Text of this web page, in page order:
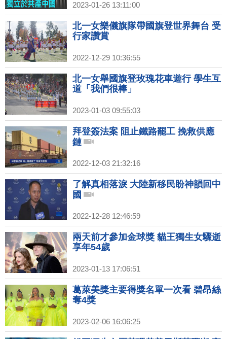
2023-01-26 13:11:00
北一女樂儀旗隊帶國旗登世界舞台 受
行家讚賞
2022-12-29 10:36:55
北一女舉國旗登玫瑰花車遊行 學生互
道「我們很棒」
2023-01-03 09:55:03
拜登簽法案 阻止鐵路罷工 挽救供應
鏈
2022-12-03 21:32:16
了解真相落淚 大陸新移民盼神韻回中
國
2022-12-28 12:46:59
兩天前才參加金球獎 貓王獨生女驟逝
享年54歲
2023-01-13 17:06:51
葛萊美獎主要得獎名單一次看 碧昂絲
奪4獎
2023-02-06 16:06:25